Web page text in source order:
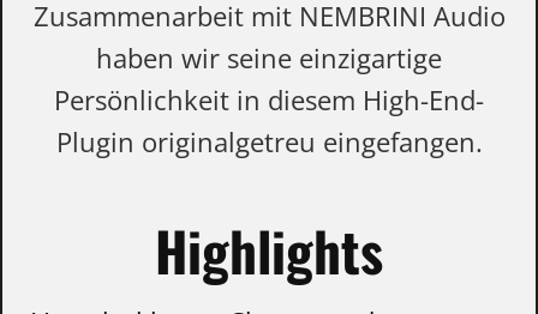
Zusammenarbeit mit NEMBRINI Audio
haben wir seine einzigartige
Persönlichkeit in diesem High-End-
Plugin originalgetreu eingefangen.
Highlights